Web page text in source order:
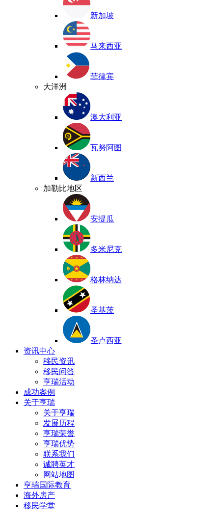
新加坡
马来西亚
菲律宾
大洋洲
澳大利亚
瓦努阿图
新西兰
加勒比地区
安提瓜
多米尼克
格林纳达
圣基茨
圣卢西亚
资讯中心
移民资讯
移民问答
亨瑞活动
成功案例
关于亨瑞
关于亨瑞
发展历程
亨瑞荣誉
亨瑞优势
联系我们
诚聘英才
网站地图
亨瑞国际教育
海外房产
移民学堂